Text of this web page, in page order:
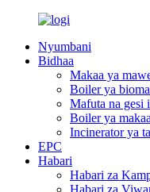
Nyumbani
Bidhaa
Makaa ya
Boiler ya
Mafuta na
Boiler ya
Incinerator ya
EPC
Habari
Habari za
Habari za